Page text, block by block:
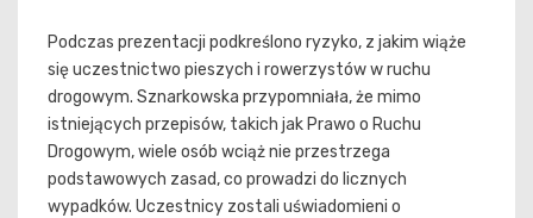
Podczas prezentacji podkreślono ryzyko, z jakim wiąże
się uczestnictwo pieszych i rowerzystów w ruchu
drogowym. Sznarkowska przypomniała, że mimo
istniejących przepisów, takich jak Prawo o Ruchu
Drogowym, wiele osób wciąż nie przestrzega
podstawowych zasad, co prowadzi do licznych
wypadków. Uczestnicy zostali uświadomieni o